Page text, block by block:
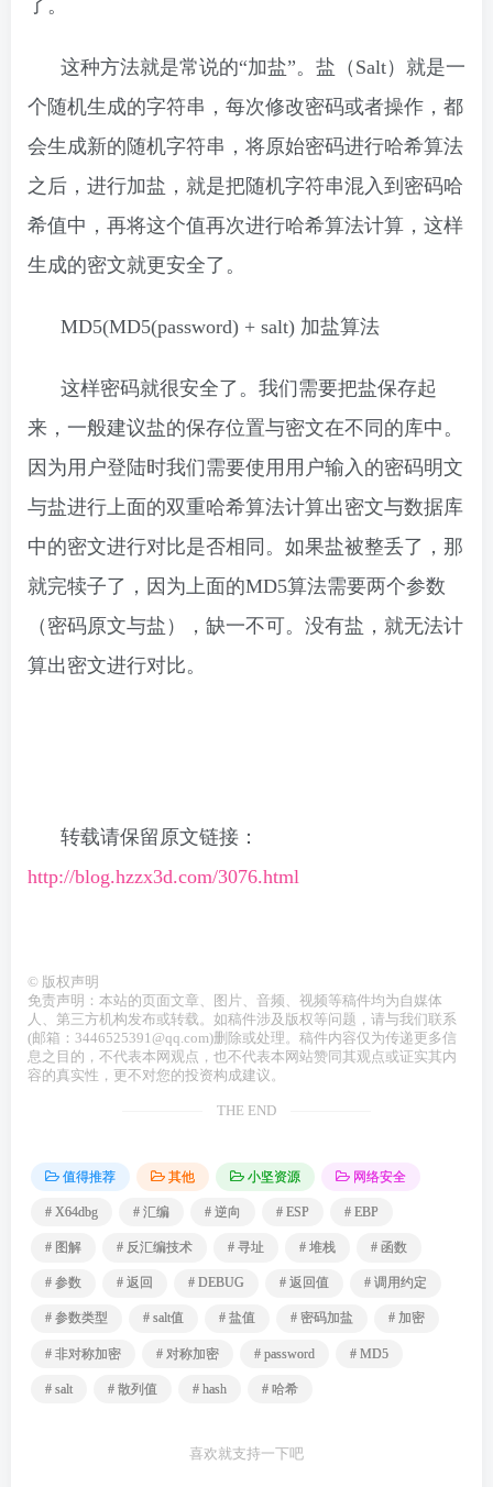
了。
这种方法就是常说的“加盐”。盐（Salt）就是一
个随机生成的字符串，每次修改密码或者操作，都
会生成新的随机字符串，将原始密码进行哈希算法
之后，进行加盐，就是把随机字符串混入到密码哈
希值中，再将这个值再次进行哈希算法计算，这样
生成的密文就更安全了。
MD5(MD5(password) + salt) 加盐算法
这样密码就很安全了。我们需要把盐保存起
来，一般建议盐的保存位置与密文在不同的库中。
因为用户登陆时我们需要使用用户输入的密码明文
与盐进行上面的双重哈希算法计算出密文与数据库
中的密文进行对比是否相同。如果盐被整丢了，那
就完犊子了，因为上面的MD5算法需要两个参数
（密码原文与盐），缺一不可。没有盐，就无法计
算出密文进行对比。
转载请保留原文链接：
http://blog.hzzx3d.com/3076.html
© 版权声明
免责声明：本站的页面文章、图片、音频、视频等稿件均为自媒体
人、第三方机构发布或转载。如稿件涉及版权等问题，请与我们联系
(邮箱：3446525391@qq.com)删除或处理。稿件内容仅为传递更多信
息之目的，不代表本网观点，也不代表本网站赞同其观点或证实其内
容的真实性，更不对您的投资构成建议。
THE END
值得推荐 其他 小坚资源 网络安全
# X64dbg # 汇编 # 逆向 # ESP # EBP
# 图解 # 反汇编技术 # 寻址 # 堆栈 # 函数
# 参数 # 返回 # DEBUG # 返回值 # 调用约定
# 参数类型 # salt值 # 盐值 # 密码加盐 # 加密
# 非对称加密 # 对称加密 # password # MD5
# salt # 散列值 # hash # 哈希
喜欢就支持一下吧